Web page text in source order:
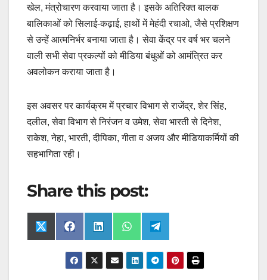
खेल, मंत्रोचारण करवाया जाता है। इसके अतिरिक्त बालक
बालिकाओं को सिलाई-कढ़ाई, हाथों में मेहंदी रचाओ, जैसे प्रशिक्षण
से उन्हें आत्मनिर्भर बनाया जाता है। सेवा केंद्र पर वर्ष भर चलने
वाली सभी सेवा प्रकल्पों को मीडिया बंधुओं को आमंत्रित कर
अवलोकन कराया जाता है।
इस अवसर पर कार्यक्रम में प्रचार विभाग से राजेंद्र, शेर सिंह,
दलील, सेवा विभाग से निरंजन व उमेश, सेवा भारती से दिनेश,
राकेश, नेहा, भारती, दीपिका, गीता व अजय और मीडियाकर्मियों की
सहभागिता रही।
Share this post:
Share
on
X
(
Share
on
F
a
e
b
Share
on
L
i
n
e
Share
on
W
h
t
s
Share
on
T
e
l
g